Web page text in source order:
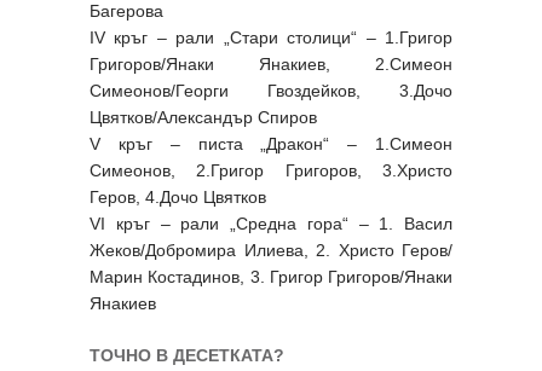
Багерова
IV кръг – рали „Стари столици“ – 1.Григор
Григоров/Янаки Янакиев, 2.Симеон
Симеонов/Георги Гвоздейков, 3.Дочо
Цвятков/Александър Спиров
V кръг – писта „Дракон“ – 1.Симеон
Симеонов, 2.Григор Григоров, 3.Христо
Геров, 4.Дочо Цвятков
VI кръг – рали „Средна гора“ – 1. Васил
Жеков/Добромира Илиева, 2. Христо Геров/
Марин Костадинов, 3. Григор Григоров/Янаки
Янакиев
ТОЧНО В ДЕСЕТКАТА?